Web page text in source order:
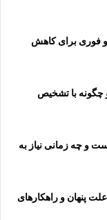
شدید؛ ۷ روش ایمن و فوری برای کاهش
و چگونه با تشخیص
و چه زمانی نیاز به
بوی بد دهان را چگونه برای همیشه درمان کنیم؟ ۷ علت پنهان و راهکارهای